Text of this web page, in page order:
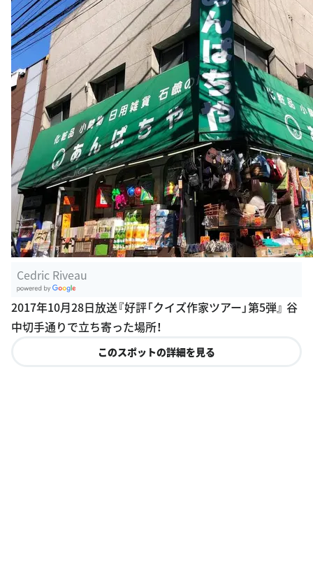
Cedric Riveau
oogle Plac
es
2017年10月28日放送『好評「クイズ作家ツアー」第5弾』 谷
中切手通りで立ち寄った場所！
このスポットの詳細を見る